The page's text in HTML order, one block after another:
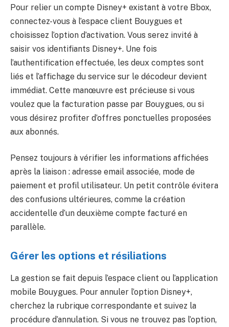
Pour relier un compte Disney+ existant à votre Bbox,
connectez-vous à l’espace client Bouygues et
choisissez l’option d’activation. Vous serez invité à
saisir vos identifiants Disney+. Une fois
l’authentification effectuée, les deux comptes sont
liés et l’affichage du service sur le décodeur devient
immédiat. Cette manœuvre est précieuse si vous
voulez que la facturation passe par Bouygues, ou si
vous désirez profiter d’offres ponctuelles proposées
aux abonnés.
Pensez toujours à vérifier les informations affichées
après la liaison : adresse email associée, mode de
paiement et profil utilisateur. Un petit contrôle évitera
des confusions ultérieures, comme la création
accidentelle d’un deuxième compte facturé en
parallèle.
Gérer les options et résiliations
La gestion se fait depuis l’espace client ou l’application
mobile Bouygues. Pour annuler l’option Disney+,
cherchez la rubrique correspondante et suivez la
procédure d’annulation. Si vous ne trouvez pas l’option,